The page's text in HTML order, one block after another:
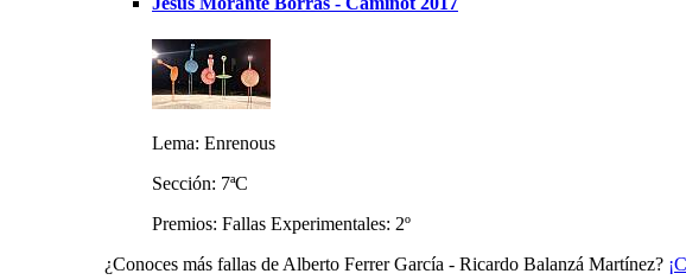
Lema: Enrenous
Sección: 7ªC
Premios: Fallas Experimentales: 2º
¿Conoces más fallas de Alberto Ferrer García - Ricardo Balanzá Martínez?